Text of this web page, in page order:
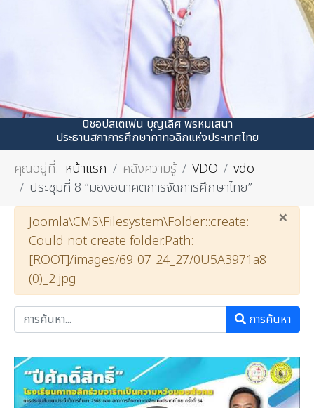
บิชอปสเตเฟน บุญเลิศ พรหมเสนา
ประธานสภาการศึกษาคาทอลิกแห่งประเทศไทย
คุณอยู่ที่: หน้าแรก คลังความรู้ VDO
vdo
ประชุมที่ 8 “มองอนาคตการจัดการศึกษาไทย”
×
คำเตือน
Joomla\CMS\Filesystem\Folder::create:
Could not create folder.Path:
[ROOT]/images/69-07-24_27/0U5A3971a8
(0)_2.jpg
การค้นหา